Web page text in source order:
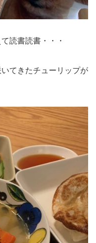
読書読書・・・
てきたチューリップが